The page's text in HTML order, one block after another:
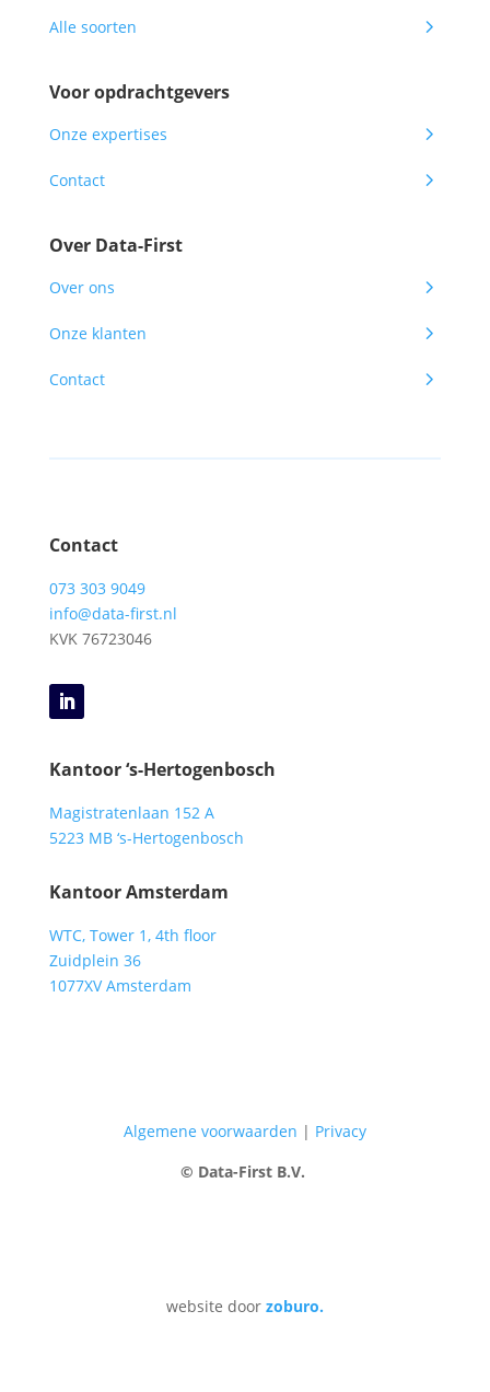
Alle soorten 5
Voor opdrachtgevers
Onze expertises 5
Contact 5
Over Data-First
Over ons 5
Onze klanten 5
Contact 5
Contact
073 303 9049
info@data-first.nl
KVK 76723046
Kantoor ‘s-Hertogenbosch
Magistratenlaan 152 A
5223 MB ‘s-Hertogenbosch
Kantoor Amsterdam
WTC, Tower 1, 4th floor
Zuidplein 36
1077XV Amsterdam
Algemene voorwaarden | Privacy
© Data-First B.V.
website door zoburo.